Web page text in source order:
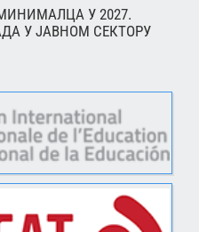
У 2027.
У ЈАВНОМ СЕКТОРУ